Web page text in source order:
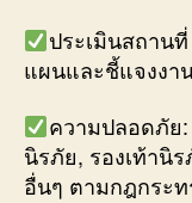
ประเมินสถาน
แผนและชี้แจงงา
ความปลอดภัย
นิรภัย, รองเท้านิ
อื่นๆ ตามกฎกระท